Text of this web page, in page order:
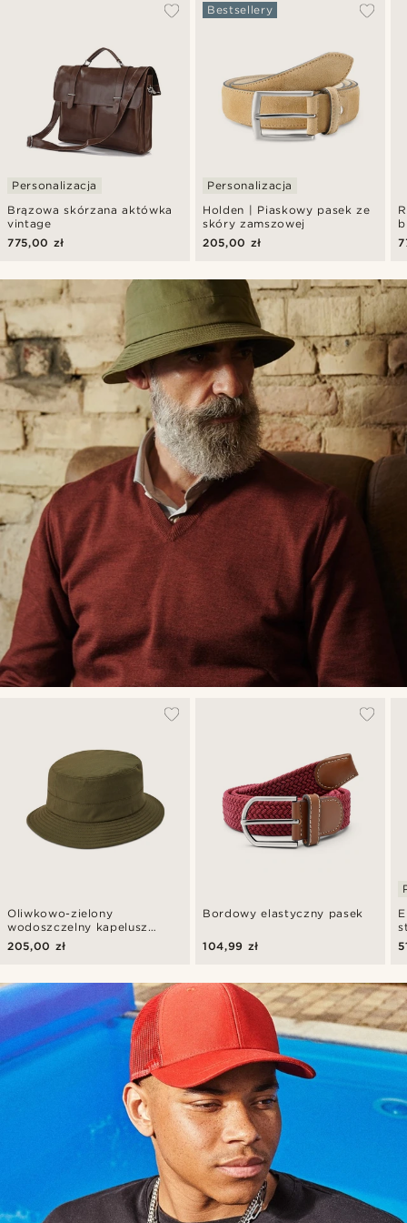
Brązowa skórzana aktówka
vintage
Personalizacja
775,00 zł
Holden | Piaskowy pasek ze
skóry zamszowej
Bestsellery
Personalizacja
205,00 zł
Oliwkowo-zielony
wodoszczelny kapelusz
Bucket Hat Gino Moda
205,00 zł
Bordowy elastyczny pasek
104,99 zł